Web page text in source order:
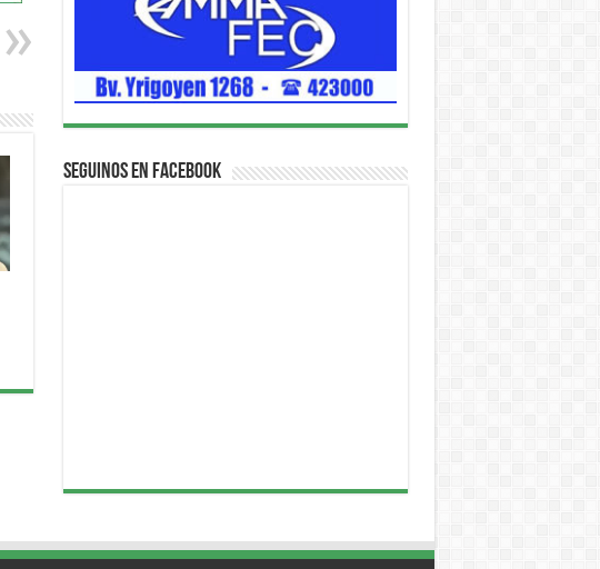
Seguinos en Facebook